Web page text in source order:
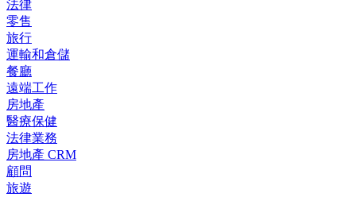
法律
零售
旅行
運輸和倉儲
餐廳
遠端工作
房地產
醫療保健
法律業務
房地產 CRM
顧問
旅遊